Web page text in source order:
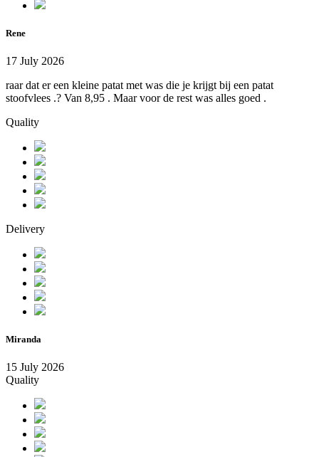
Rene
17 July 2026
raar dat er een kleine patat met was die je krijgt bij een patat
stoofvlees .? Van 8,95 . Maar voor de rest was alles goed .
Quality
Delivery
Miranda
15 July 2026
Quality